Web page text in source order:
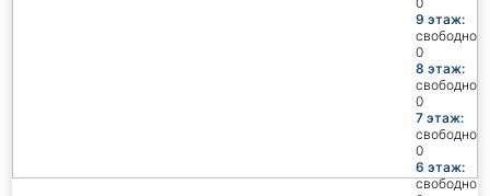
9 этаж:
свободно
0
8 этаж:
свободно
0
7 этаж:
свободно
0
6 этаж:
свободно